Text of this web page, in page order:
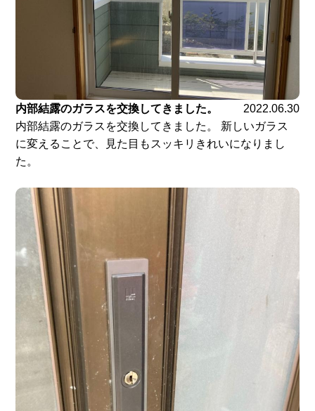
内部結露のガラスを交換してきました。
2022.06.30
内部結露のガラスを交換してきました。 新しいガラス
に変えることで、見た目もスッキリきれいになりまし
た。